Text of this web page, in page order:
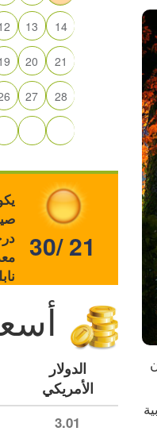
13 14
20 21
27 28
30/ 21
الدولار
الأمريكي
3.01